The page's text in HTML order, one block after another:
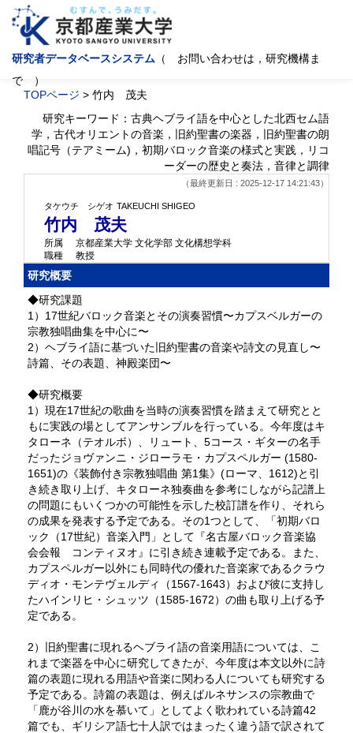
研究者データベースシステム （ お問い合わせは，研究機構ま
で ）
TOPページ > 竹内 茂夫
研究キーワード：古典ヘブライ語を中心とした北西セム語
学，古代オリエントの音楽，旧約聖書の楽器，旧約聖書の朗
唱記号（テアミーム)，初期バロック音楽の様式と実践，リコ
ーダーの歴史と奏法，音律と調律
（最終更新日 : 2025-12-17 14:21:43）
タケウチ シゲオ TAKEUCHI SHIGEO
竹内 茂夫
所属
京都産業大学 文化学部 文化構想学科
職種
教授
研究概要
◆研究課題
1）17世紀バロック音楽とその演奏習慣〜カプスベルガーの
宗教独唱曲集を中心に〜
2）ヘブライ語に基づいた旧約聖書の音楽や詩文の見直し〜
詩篇、その表題、神殿楽団〜
◆研究概要
1）現在17世紀の歌曲を当時の演奏習慣を踏まえて研究とと
もに実践の場としてアンサンブルを行っている。今年度はキ
タローネ（テオルボ）、リュート、5コース・ギターの名手
だったジョヴァンニ・ジローラモ・カプスペルガー (1580-
1651)の《装飾付き宗教独唱曲 第1集》(ローマ、1612)と引
き続き取り上げ、キタローネ独奏曲を参考にしながら記譜上
の問題にもいくつかの可能性を示した校訂譜を作り、それら
の成果を発表する予定である。その1つとして、「初期バロ
ック（17世紀）音楽入門」として『名古屋バロック音楽協
会会報 コンティヌオ』に引き続き連載予定である。また、
カプスペルガー以外にも同時代の優れた音楽家であるクラウ
ディオ・モンテヴェルディ（1567-1643）および彼に支持し
たハインリヒ・シュッツ（1585-1672）の曲も取り上げる予
定である。
2）旧約聖書に現れるヘブライ語の音楽用語については、こ
れまで楽器を中心に研究してきたが、今年度は本文以外に詩
篇の表題に現れる用語や音楽に関わる人についても研究する
予定である。詩篇の表題は、例えばルネサンスの宗教曲で
「鹿が谷川の水を慕いて」としてよく歌われている詩篇42
篇でも、ギリシア語七十人訳ではまったく違う語で訳されて